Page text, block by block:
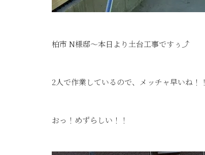
柏市 N様邸～本日より土台工事ですぅ⤴
2人で作業しているので、メッチャ早いね！！
おっ！めずらしい！！